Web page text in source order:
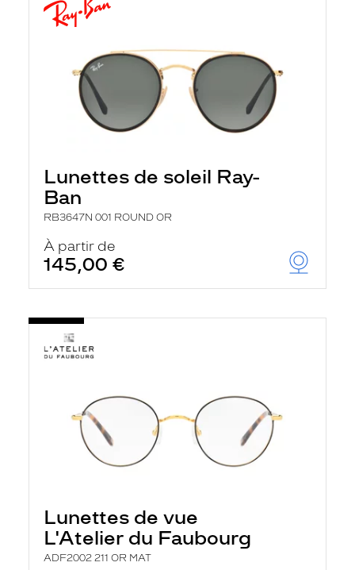
Lunettes de soleil Ray-
Ban
RB3647N 001 ROUND OR
À partir de
145,00 €
Lunettes de vue
L'Atelier du Faubourg
ADF2002 211 OR MAT